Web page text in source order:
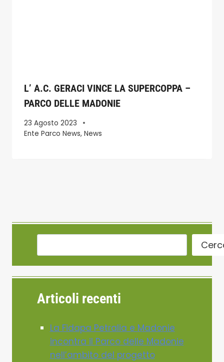
L’ A.C. GERACI VINCE LA SUPERCOPPA –
PARCO DELLE MADONIE
23 Agosto 2023
Ente Parco News, News
Articoli recenti
La Fidapa Petralia e Madonie
incontra il Parco delle Madonie
nell’ambito del progetto